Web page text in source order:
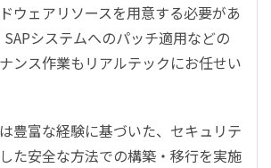
ウェアリソースを用意する必要があ
SAPシステムへのパッチ適用などの
ンス作業もリアルテックにお任せい
豊富な経験に基づいた、セキュリテ
た安全な方法での構築・移行を実施